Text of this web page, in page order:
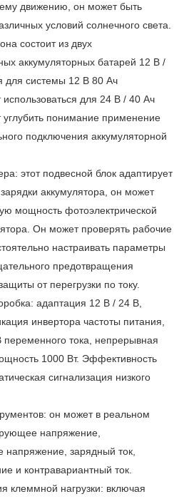
движению, он может быть
условий солнечного света.
состоит из двух
аккумуляторных батарей 12 В /
для системы 12 В 80 Ач
для 24 В / 40 Ач
углубить понимание применение
подключения аккумуляторной
этот подвесной блок адаптирует
аккумулятора, он может
мощность фотоэлектрической
Он может проверять рабочие
настраивать параметры
предотвращения
от перегрузки по току.
адаптация 12 В / 24 В,
инвертора частоты питания,
тока, непрерывная
1000 Вт. Эффективность
сигнализация низкого
он может в реальном
напряжение,
напряжение, зарядный ток,
и контравариантный ток.
клеммной нагрузки: включая